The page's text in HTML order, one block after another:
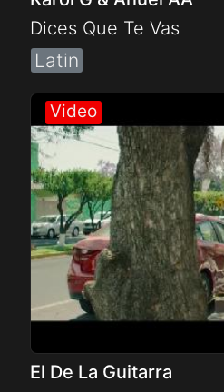
Dices Que Te Vas
Latin
El De La Guitarra